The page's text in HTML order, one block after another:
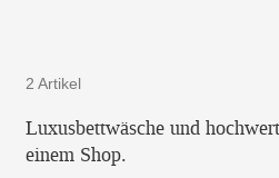
2 Artikel
Luxusbettwäsche und
einem Shop.